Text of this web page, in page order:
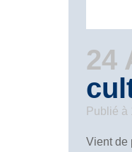
24
Publié à
Vient de